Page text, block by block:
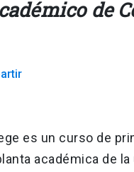
de
es un curso de
académica de la